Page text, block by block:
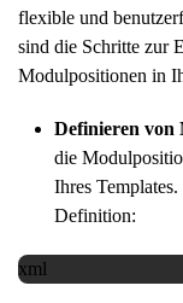
flexible und
sind die Schritte zur
Modulpositionen in
Definieren von
die
Ihres
Definition:
xml